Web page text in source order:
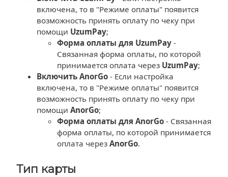
включена, то в "Режиме оплаты" появится
возможность принять оплату по чеку при
помощи UzumPay;
Форма оплаты для UzumPay -
Связанная форма оплаты, по которой
принимается оплата через UzumPay;
Включить AnorGo - Если настройка
включена, то в "Режиме оплаты" появится
возможность принять оплату по чеку при
помощи AnorGo;
Форма оплаты для AnorGo - Связанная
форма оплаты, по которой принимается
оплата через AnorGo.
Тип карты